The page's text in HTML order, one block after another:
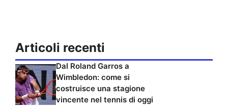
Articoli recenti
Dal Roland Garros a
Wimbledon: come si
costruisce una stagione
vincente nel tennis di oggi